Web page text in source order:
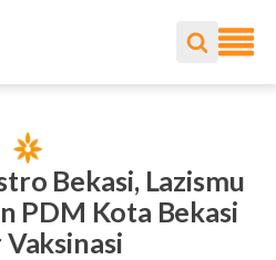
Bekasi, Lazismu
PDM Kota Bekasi